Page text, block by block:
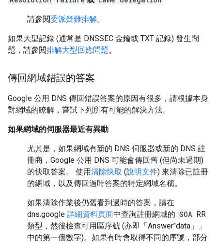
請參閱委派疑難排解。
如果大型記錄 (通常是 DNSSEC 金鑰或 TXT 記錄) 發生問
題，請參閱排解大型回應問題。
傳回網域錯誤的答案
Google 公用 DNS 傳回錯誤答案的原因有很多，請根據本身
對網域的瞭解，嘗試下列所有可能的解決方法。
如果網域的伺服器最近有異動
尤其是，如果網域有新的 DNS 伺服器或新的 DNS 註
冊商，Google 公用 DNS 可能會傳回舊 (但尚未過期)
的快取答案。 使用清除快取 (說明文件) 來清除已註冊
的網域，以及傳回過時答案的特定網域名稱。
如果清除作業後仍舊看到過時的答案，請在
dns.google 詳細資料頁面中查詢註冊網域的 SOA RR
類型，然後檢查可用區序號 (亦即「Answer"data」」
中的第一個數字)。如果有時會取得不同的序號，部分